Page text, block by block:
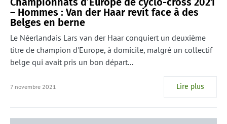
– Hommes : Van der Haar revit face à des
Belges en berne
Le Néerlandais Lars van der Haar conquiert un deuxième
titre de champion d'Europe, à domicile, malgré un collectif
belge qui avait pris un bon départ...
7 novembre 2021 Lire plus